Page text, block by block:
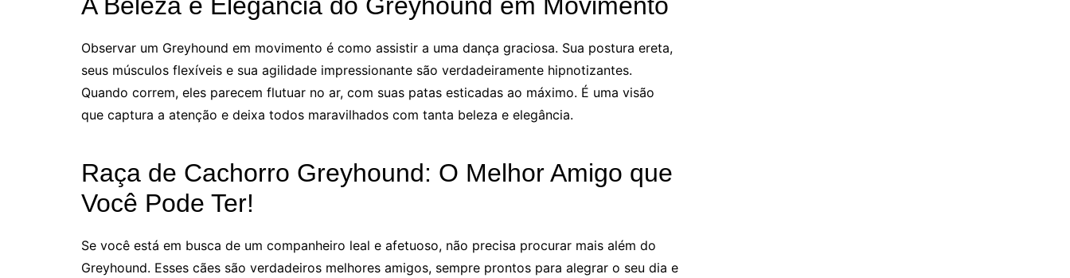
Observar um Greyhound em movimento é como assistir a uma dança graciosa. Sua postura ereta,
seus músculos flexíveis e sua agilidade impressionante são verdadeiramente hipnotizantes.
Quando correm, eles parecem flutuar no ar, com suas patas esticadas ao máximo. É uma visão
que captura a atenção e deixa todos maravilhados com tanta beleza e elegância.
Raça de Cachorro Greyhound: O Melhor Amigo que
Você Pode Ter!
Se você está em busca de um companheiro leal e afetuoso, não precisa procurar mais além do
Greyhound. Esses cães são verdadeiros melhores amigos, sempre prontos para alegrar o seu dia e